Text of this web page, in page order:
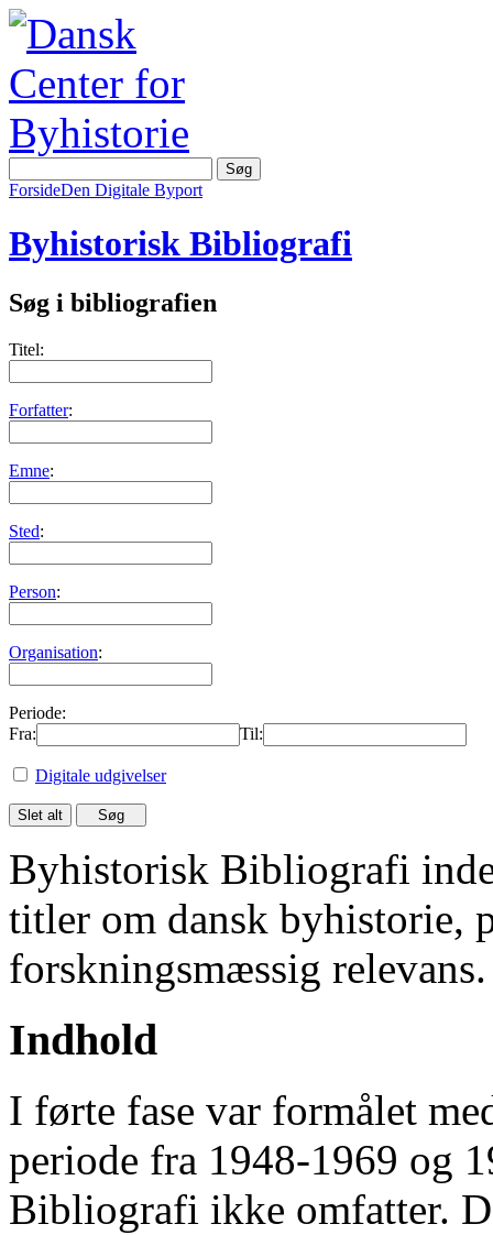
ForsideDen Digitale Byport
Byhistorisk Bibliografi
Søg i bibliografien
Titel:
Forfatter:
Emne:
Sted:
Person:
Organisation:
Periode:
Fra:
Til:
Digitale udgivelser
Byhistorisk Bibliografi
titler om dansk byhistorie,
forskningsmæssig relevans.
Indhold
I førte fase var formålet
periode fra 1948-1969 og
Bibliografi ikke omfatter.